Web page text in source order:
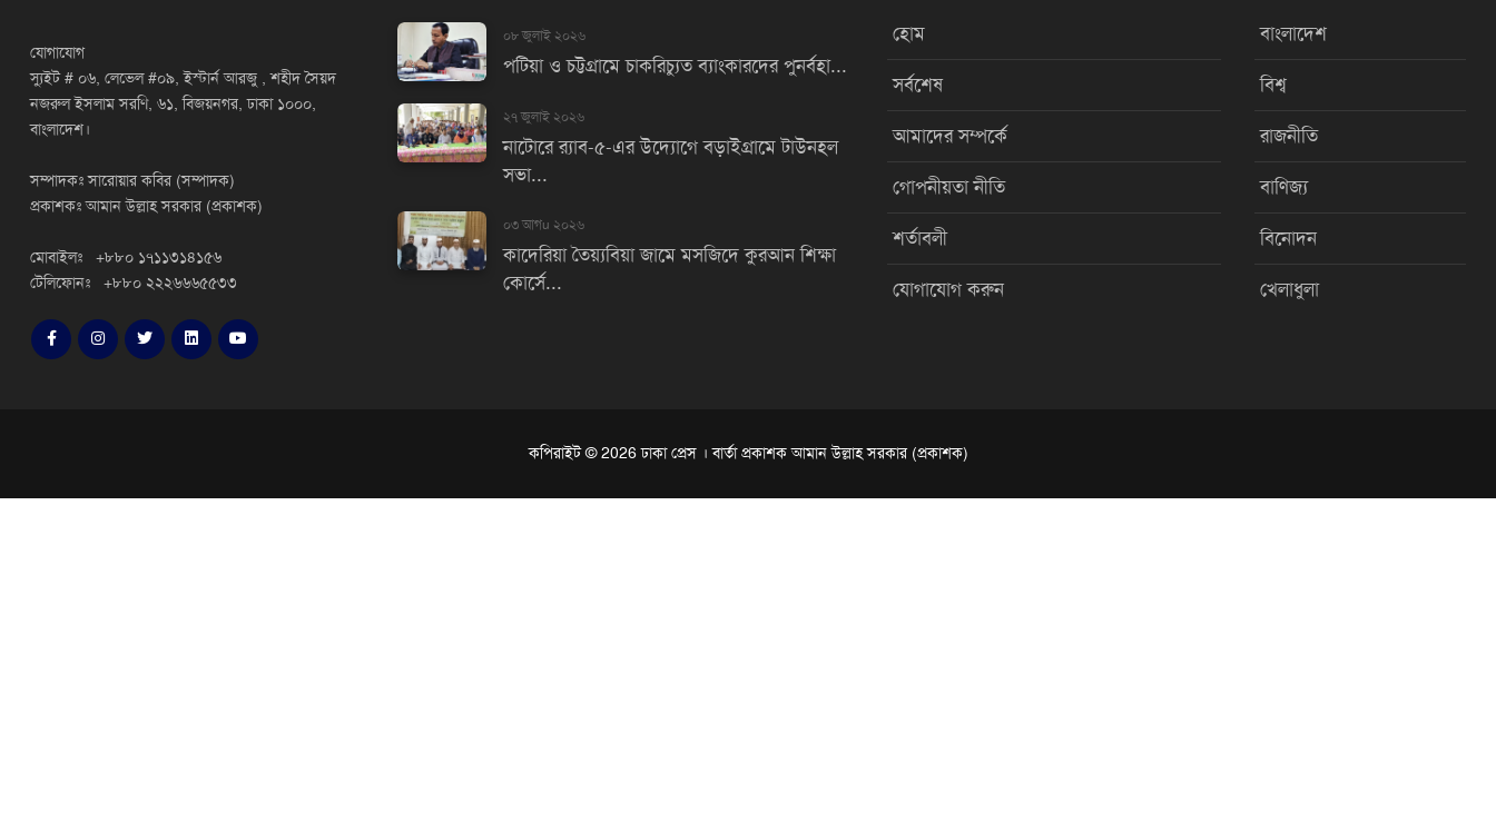
যোগাযোগ
স্যুইট # ০৬, লেভেল #০৯, ইস্টার্ন আরজু , শহীদ সৈয়দ
নজরুল ইসলাম সরণি, ৬১, বিজয়নগর, ঢাকা ১০০০,
বাংলাদেশ।
সম্পাদকঃ সারোয়ার কবির (সম্পাদক)
প্রকাশকঃ আমান উল্লাহ সরকার (প্রকাশক)
মোবাইলঃ +৮৮০ ১৭১১৩১৪১৫৬
টেলিফোনঃ +৮৮০ ২২২৬৬৬৫৫৩৩
০৮ জুলাই ২০২৬
পটিয়া ও চট্টগ্রামে চাকরিচ্যুত ব্যাংকারদের পুনর্বহা...
২৭ জুলাই ২০২৬
নাটোরে র‌্যাব-৫-এর উদ্যোগে বড়াইগ্রামে টাউনহল
সভা...
০৩ আগu ২০২৬
কাদেরিয়া তৈয়্যবিয়া জামে মসজিদে কুরআন শিক্ষা
কোর্সে...
হোম
সর্বশেষ
আমাদের সম্পর্কে
গোপনীয়তা নীতি
শর্তাবলী
যোগাযোগ করুন
বাংলাদেশ
বিশ্ব
রাজনীতি
বাণিজ্য
বিনোদন
খেলাধুলা
কপিরাইট © 2026 ঢাকা প্রেস । বার্তা প্রকাশক আমান উল্লাহ সরকার (প্রকাশক)